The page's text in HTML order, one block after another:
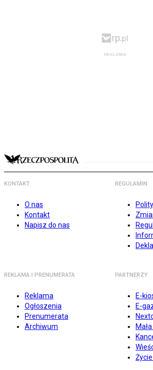
KONTAKT
O nas
Kontakt
Napisz do nas
REGULAMIN
REKLAMA I PRENUMERATA
Reklama
Ogłoszenia
Prenumerata
Archiwum
PARTNERZY
E-
E-